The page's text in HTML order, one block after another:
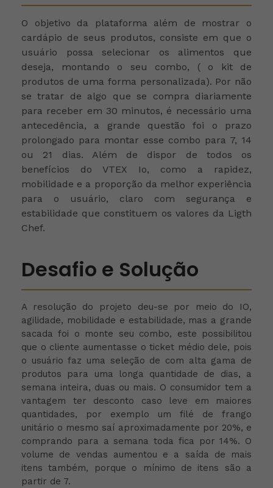
O objetivo da plataforma além de mostrar o
cardápio de seus produtos, consiste em que o
usuário possa selecionar os alimentos que
deseja, montando o seu combo, ( o kit de
produtos de uma forma personalizada). Por não
se tratar de algo que se compra diariamente
para receber em 30 minutos, é necessário uma
antecedência, a grande questão foi o prazo
prolongado para montar esse combo para 7, 14
ou 21 dias. Além de dispor de todos os
benefícios do VTEX Io, como a rapidez,
mobilidade e a proporção da melhor experiência
para o usuário, claro com segurança e
estabilidade que constituem os valores da Ligth
Chef.
Desafio e Solução
A resolução do projeto deu-se por meio do IO,
agilidade, mobilidade e estabilidade, mas a grande
sacada foi o monte seu combo, este possibilitou
que o cliente aumentasse o ticket médio dele, pois
o usuário faz uma seleção de com alta gama de
produtos para uma longa quantidade de dias, a
semana inteira, duas ou mais. O consumidor tem a
vantagem ter desconto caso leve em maiores
quantidades, por exemplo um filé de frango
unitário o mesmo saí aproximadamente por 20%, e
comprando para a semana toda fica por 14%. O
volume de vendas aumentou e a saída de mais
itens também, porque o mínimo de itens são a
partir de 7.